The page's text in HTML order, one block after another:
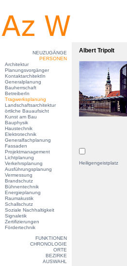
NEUZUGÄNGE
PERSONEN
Architektur
Planungsvorgänger
KontaktarchitektIn
Generalplanung
Bauherrschaft
BetreiberIn
Tragwerksplanung
Landschaftsarchitektur
örtliche Bauaufsicht
Kunst am Bau
Bauphysik
Haustechnik
Elektrotechnik
Generalfachplanung
Fassaden
Projektmanagement
Lichtplanung
Verkehrsplanung
Ausführungsplanung
Vermessung
Brandschutz
Bühnentechnik
Energieplanung
Raumakustik
Schallschutz
Soziale Nachhaltigkeit
Signaletik
Zertifizierungen
Fördertechnik
FUNKTIONEN
CHRONOLOGIE
ORTE
BEZIRKE
AUSWAHL
Albert Tripolt
Heiligengeistplatz